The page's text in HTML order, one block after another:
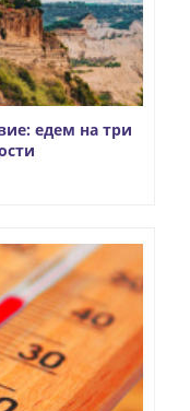
едем на три